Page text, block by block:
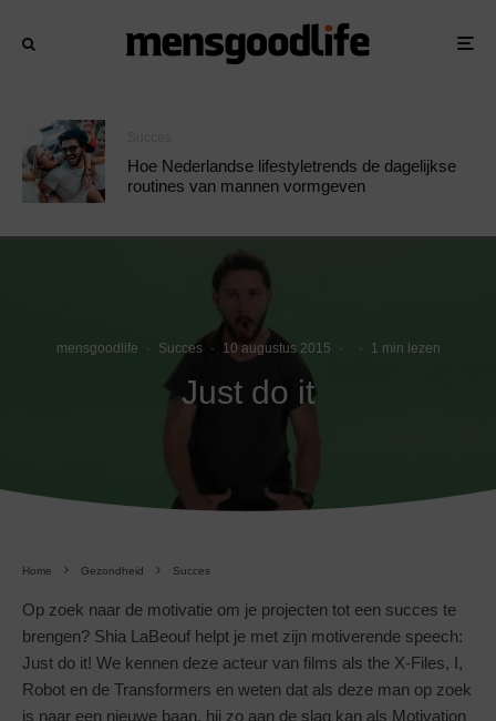
Hoe Nederlandse lifestyletrends de dagelijkse
routines van mannen vormgeven
mensgoodlife · Succes · 10 augustus 2015 · · 1 min lezen
Just do it
Home Gezondheid Succes
Op zoek naar de motivatie om je projecten tot een succes te
brengen? Shia LaBeouf helpt je met zijn motiverende speech:
Just do it! We kennen deze acteur van films als the X-Files, I,
Robot en de Transformers en weten dat als deze man op zoek
is naar een nieuwe baan, hij zo aan de slag kan als Motivation